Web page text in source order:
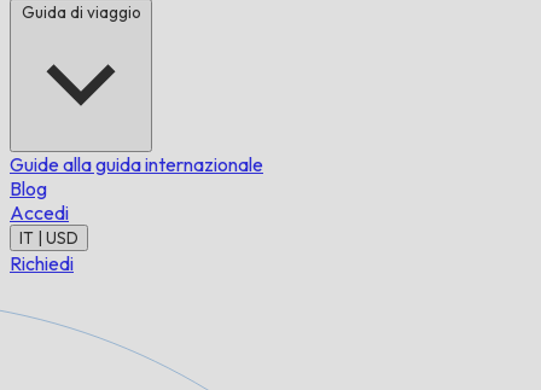
Guida di viaggio
Guide alla guida internazionale
Blog
Accedi
IT | USD
Richiedi